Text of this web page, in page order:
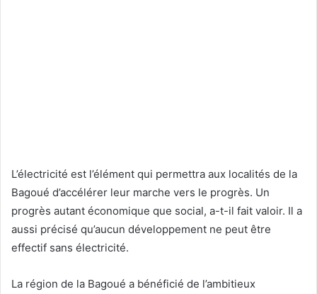
L’électricité est l’élément qui permettra aux localités de la
Bagoué d’accélérer leur marche vers le progrès. Un
progrès autant économique que social, a-t-il fait valoir. Il a
aussi précisé qu’aucun développement ne peut être
effectif sans électricité.
La région de la Bagoué a bénéficié de l’ambitieux